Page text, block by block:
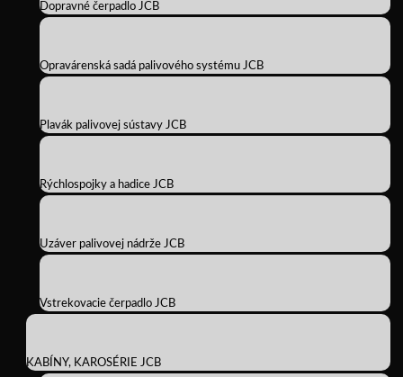
Dopravné čerpadlo JCB
Opravárenská sadá palivového systému JCB
Plavák palivovej sústavy JCB
Rýchlospojky a hadice JCB
Uzáver palivovej nádrže JCB
Vstrekovacie čerpadlo JCB
KABÍNY, KAROSÉRIE JCB